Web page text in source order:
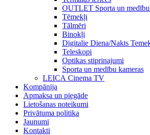
OUTLET Sporta un
Tēmekļi
Tālmēri
Binokļi
Digitalie Diena/Nakts
Teleskopi
Optikas stiprinajumi
Sporta un medību kameras
LEICA Cinema TV
Kompānija
Apmaksa un piegāde
Lietošanas noteikumi
Privātuma politika
Jaunumi
Kontakti